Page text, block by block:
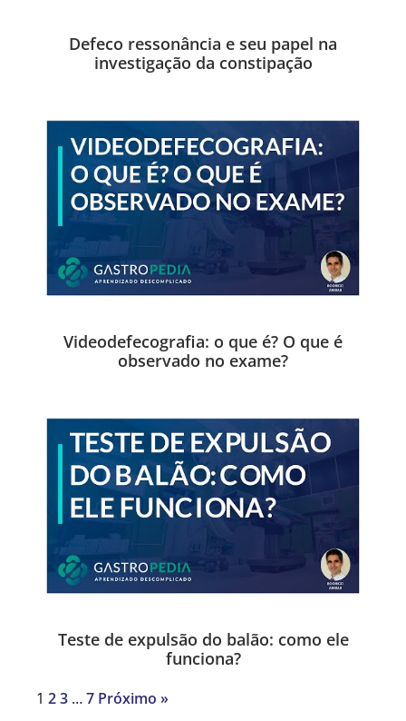
Defeco ressonância e seu papel na
investigação da constipação
Videodefecografia: o que é? O que é
observado no exame?
Teste de expulsão do balão: como ele
funciona?
1 23 …7 Próximo »